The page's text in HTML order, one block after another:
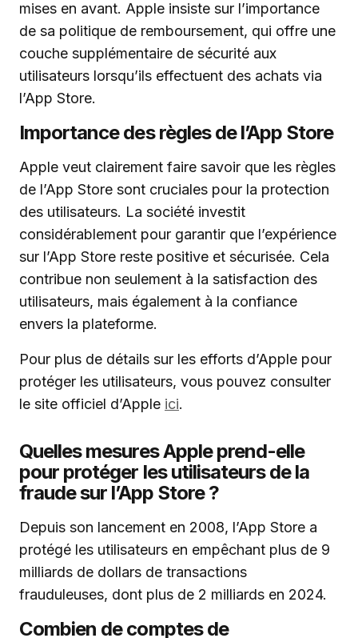
mises en avant. Apple insiste sur l’importance
de sa politique de remboursement, qui offre une
couche supplémentaire de sécurité aux
utilisateurs lorsqu’ils effectuent des achats via
l’App Store.
Importance des règles de l’App Store
Apple veut clairement faire savoir que les règles
de l’App Store sont cruciales pour la protection
des utilisateurs. La société investit
considérablement pour garantir que l’expérience
sur l’App Store reste positive et sécurisée. Cela
contribue non seulement à la satisfaction des
utilisateurs, mais également à la confiance
envers la plateforme.
Pour plus de détails sur les efforts d’Apple pour
protéger les utilisateurs, vous pouvez consulter
le site officiel d’Apple ici.
Quelles mesures Apple prend-elle
pour protéger les utilisateurs de la
fraude sur l’App Store ?
Depuis son lancement en 2008, l’App Store a
protégé les utilisateurs en empêchant plus de 9
milliards de dollars de transactions
frauduleuses, dont plus de 2 milliards en 2024.
Combien de comptes de